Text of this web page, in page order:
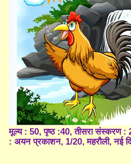
मूल्य : 50, पृष्ठ :40, तीसरा संस्करण
: अयन प्रकाशन, 1/20, महरौली, नई